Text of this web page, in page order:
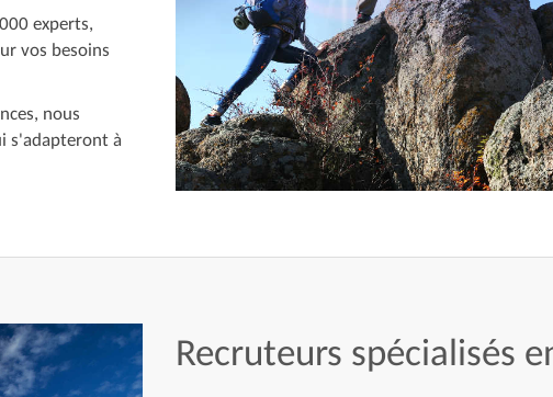
experts,
vos besoins
nous
s'adapteront à
Recruteurs spécialisés